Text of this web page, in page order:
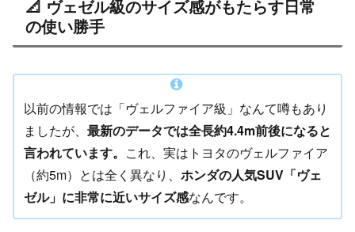
📐 ヴェゼル級のサイズ感がもたらす日常
の使い勝手
以前の情報では「ヴェルファイア級」なんて噂もあり
ましたが、 最新のデータでは全長約4.4m前後になると
言われています。 これ、実はトヨタのヴェルファイア
（約5m）とは全く異なり、 ホンダの人気SUV「ヴェ
ゼル」に非常に近いサイズ感なんです。